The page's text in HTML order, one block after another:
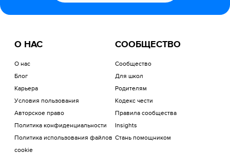
О НАС
О нас
Блог
Карьера
Условия пользования
Авторское право
Политика конфиденциальности
Политика использования файлов
cookie
СООБЩЕСТВО
Сообщество
Для школ
Родителям
Кодекс чести
Правила сообщества
Insights
Стань помощником